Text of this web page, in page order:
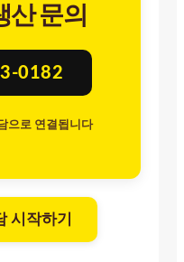
산 문의
0182
으로 연결됩니다
시작하기